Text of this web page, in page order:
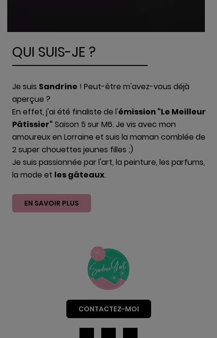
QUI SUIS-JE ?
Je suis Sandrine ! Peut-être m'avez-vous déjà
aperçue ?
En effet, j'ai été finaliste de l'émission "Le Meilleur
Pâtissier" Saison 5 sur M6. Je vis avec mon
amoureux en Lorraine et suis la maman comblée de
2 super chouettes jeunes filles ;)
Je suis passionnée par l'art, la peinture, les parfums,
la mode et les gâteaux.
EN SAVOIR PLUS
CONTACTEZ-MOI